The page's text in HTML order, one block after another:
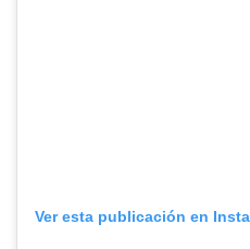
Ver esta publicación en